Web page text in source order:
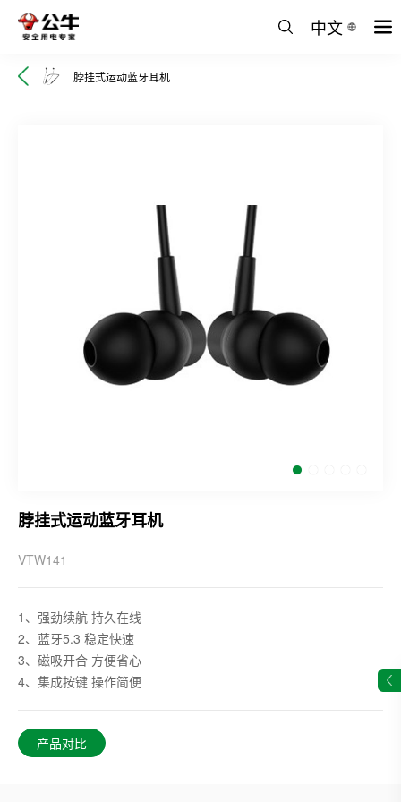
中文
脖挂式运动蓝牙耳机
脖挂式运动蓝牙耳机
VTW141
1、强劲续航 持久在线
2、蓝牙5.3 稳定快速
3、磁吸开合 方便省心
4、集成按键 操作简便
产品对比